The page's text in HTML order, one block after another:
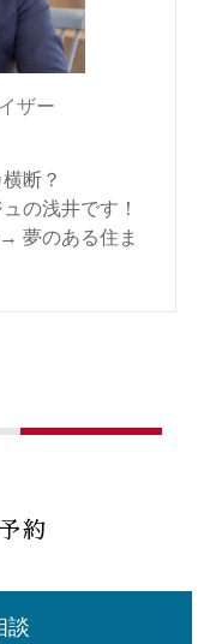
ザー
断？
の浅井です！
夢のある住ま
約
談